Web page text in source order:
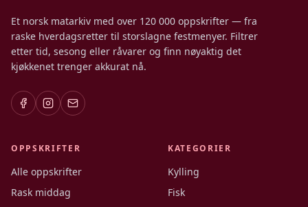
Et norsk matarkiv med over 120 000 oppskrifter — fra
raske hverdagsretter til storslagne festmenyer. Filtrer
etter tid, sesong eller råvarer og finn nøyaktig det
kjøkkenet trenger akkurat nå.
OPPSKRIFTER
Alle oppskrifter
Rask middag
KATEGORIER
Kylling
Fisk